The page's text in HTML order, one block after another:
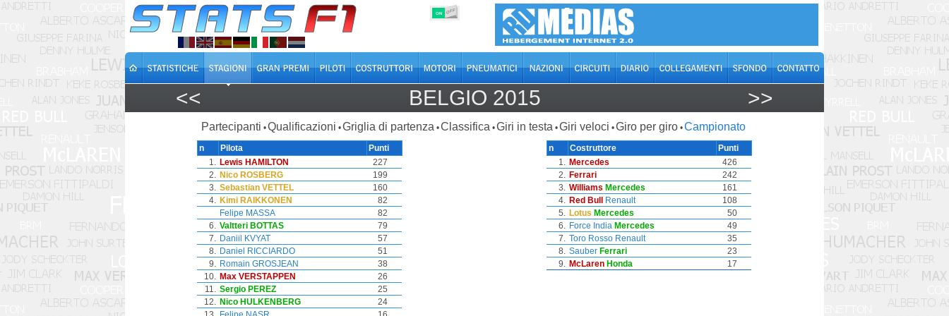
ON OFF
<< BELGIO 2015 >>
Partecipanti •Qualificazioni •Griglia di partenza •Classifica •Giri in testa •Giri veloci •Giro per giro •Campionato
n Pilota
Punti
1. Lewis HAMILTON
227
2. Nico ROSBERG
199
3. Sebastian VETTEL
160
4. Kimi RAIKKONEN
82
Felipe MASSA
82
6. Valtteri BOTTAS
79
7. Daniil KVYAT
57
8. Daniel RICCIARDO
51
9. Romain GROSJEAN
38
10. Max VERSTAPPEN
26
11. Sergio PEREZ
25
12. Nico HULKENBERG
24
n Costruttore
Punti
1. Mercedes
426
2. Ferrari
242
3. Williams Mercedes
161
4. Red Bull Renault
108
5. Lotus Mercedes
50
6. Force India Mercedes
49
7. Toro Rosso Renault
35
8. Sauber Ferrari
23
9. McLaren Honda 17